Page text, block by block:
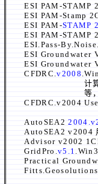
ESI PAM-STAMP
ESI PAM-Stamp
ESI PAM-STAMP
ESI PAM-STAMP
ESI.Pass-
ESI Groundwater
ESI Groundwater
CFDRC.v2008
计
等
CFDRC.v2004
AutoSEA2
AutoSEA2 v2004
Advisor v2002
GridPro. v5.1
Practical